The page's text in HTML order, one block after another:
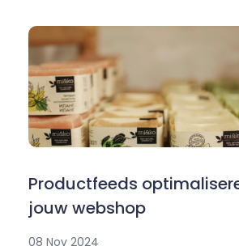
Productfeeds
jouw webshop
08 Nov 2024